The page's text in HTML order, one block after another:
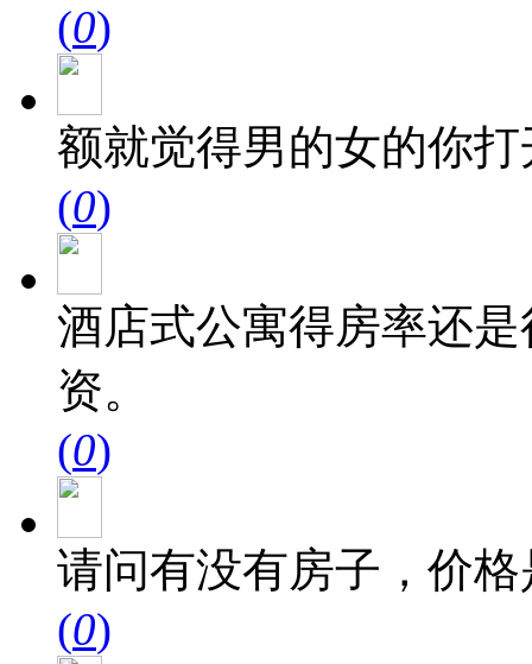
(0)
额就觉得男的女的你
(0)
酒店式公寓得房率还
资。
(0)
请问有没有房子，价
(0)